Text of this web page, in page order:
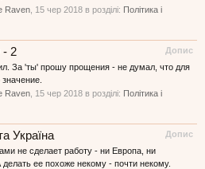
Raven 15 чер 2018 в розділі: Політика і
Допис
2
За 'ты' прошу прощения - не думал, что для
Raven 15 чер 2018 в розділі: Політика і
Допис
Україна
не сделает работу - ни Европа, ни
ее похоже некому - почти некому.